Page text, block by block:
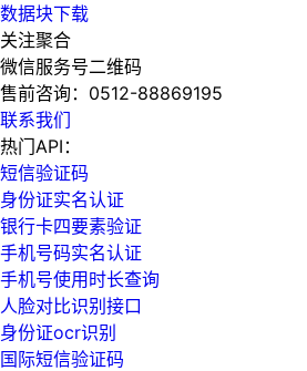
数据块下载
关注聚合
微信服务号二维码
售前咨询： 0512-88869195
联系我们
热门API：
短信验证码
身份证实名认证
银行卡四要素验证
手机号码实名认证
手机号使用时长查询
人脸对比识别接口
身份证ocr识别
国际短信验证码